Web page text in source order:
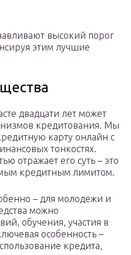
высокий порог
этим лучшие
двадцати лет может
кредитования. Мы
карту онлайн с
тонкостях.
отражает его суть – это
кредитным лимитом.
– для молодежи и
можно
обучения, участия в
особенность –
кредита,